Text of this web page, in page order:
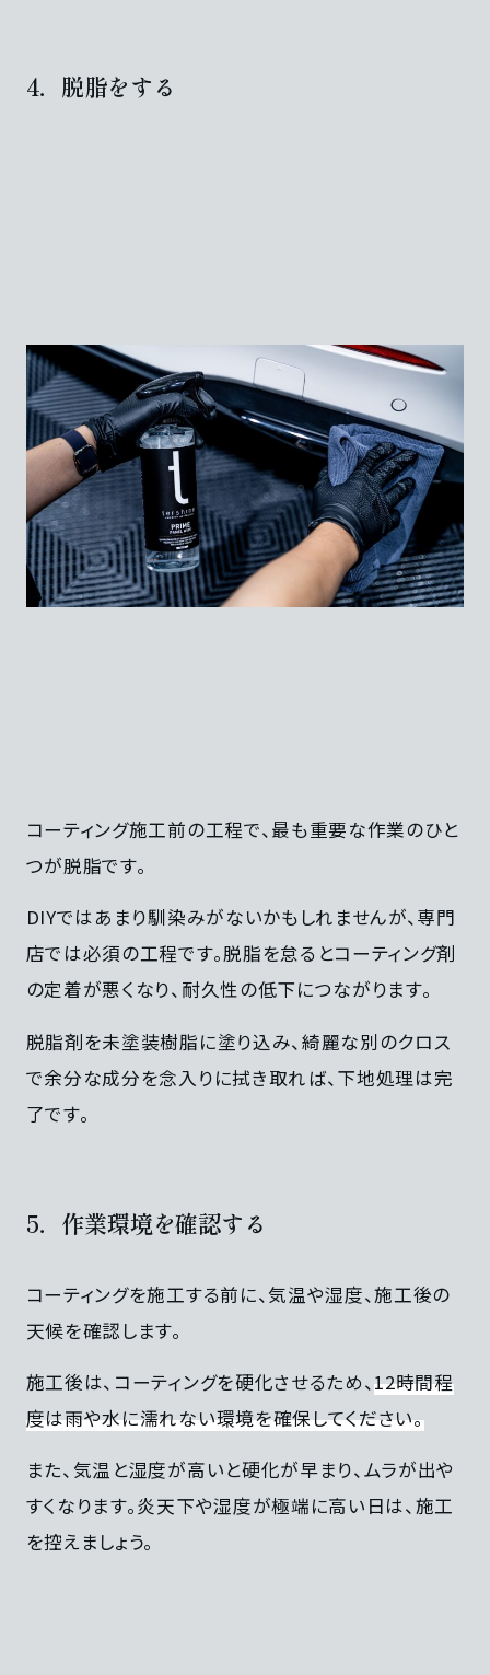
4．脱脂をする
コーティング施工前の工程で、最も重要な作業のひと
つが脱脂です。
DIYではあまり馴染みがないかもしれませんが、専門
店では必須の工程です。脱脂を怠るとコーティング剤
の定着が悪くなり、耐久性の低下につながります。
脱脂剤を未塗装樹脂に塗り込み、綺麗な別のクロス
で余分な成分を念入りに拭き取れば、下地処理は完
了です。
5．作業環境を確認する
コーティングを施工する前に、気温や湿度、施工後の
天候を確認します。
施工後は、コーティングを硬化させるため、12時間程
度は雨や水に濡れない環境を確保してください。
また、気温と湿度が高いと硬化が早まり、ムラが出や
すくなります。炎天下や湿度が極端に高い日は、施工
を控えましょう。